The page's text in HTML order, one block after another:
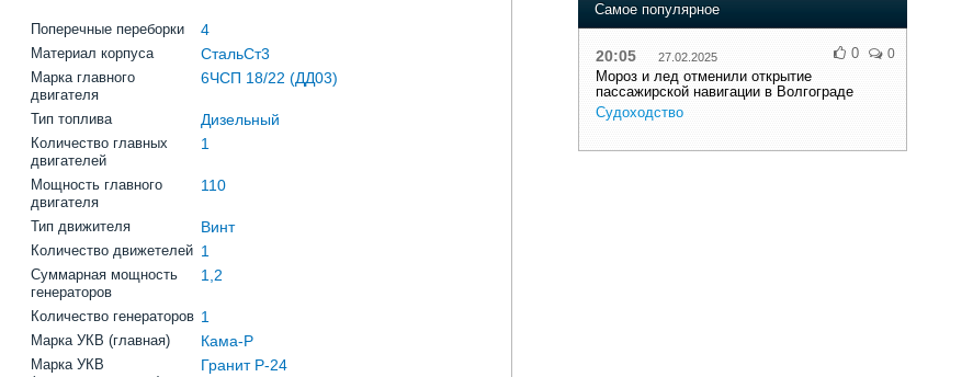
Поперечные переборки 4
Материал корпуса СтальСт3
Марка главного
двигателя
6ЧСП 18/22 (ДД03)
Тип топлива Дизельный
Количество главных
двигателей
1
Мощность главного
двигателя
110
Тип движителя Винт
Количество движетелей 1
Суммарная мощность
генераторов
1,2
Количество генераторов 1
Марка УКВ (главная) Кама-Р
Марка УКВ
Гранит Р-24
Самое популярное
20:05 27.02.2025
Мороз и лед отменили открытие
пассажирской навигации в Волгограде
Судоходство
0 0